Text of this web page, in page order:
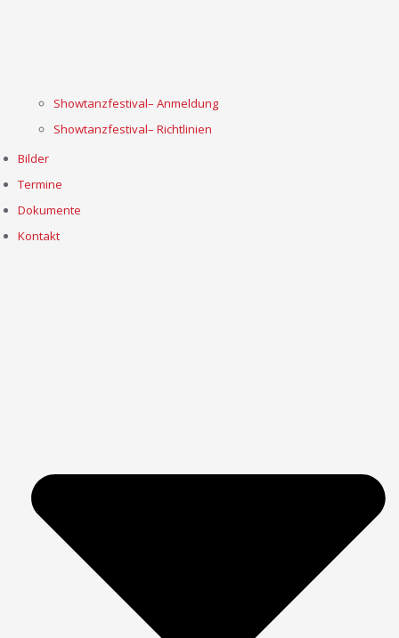
Showtanzfestival– Anmeldung
Showtanzfestival– Richtlinien
Bilder
Termine
Dokumente
Kontakt